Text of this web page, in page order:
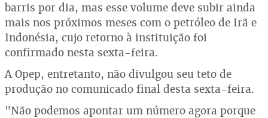
barris por dia, mas esse volume deve subir ainda
mais nos próximos meses com o petróleo de Irã e
Indonésia, cujo retorno à instituição foi
confirmado nesta sexta-feira.
A Opep, entretanto, não divulgou seu teto de
produção no comunicado final desta sexta-feira.
"Não podemos apontar um número agora porque